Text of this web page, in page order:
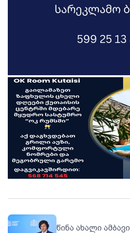
წინა ახალი ამბავი